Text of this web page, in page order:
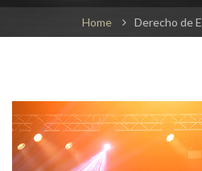
Home Derecho de